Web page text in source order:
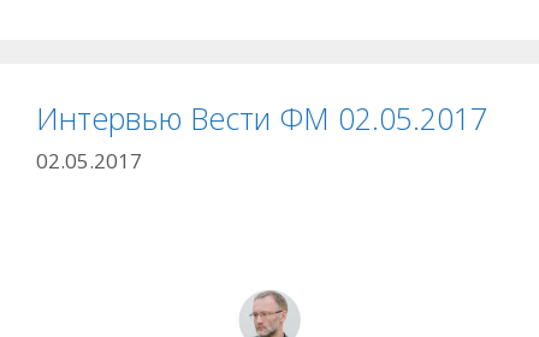
Интервью Вести ФМ 02.05.2017
02.05.2017